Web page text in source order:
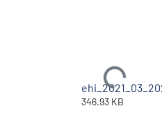
Ladataan...
346.93 KB